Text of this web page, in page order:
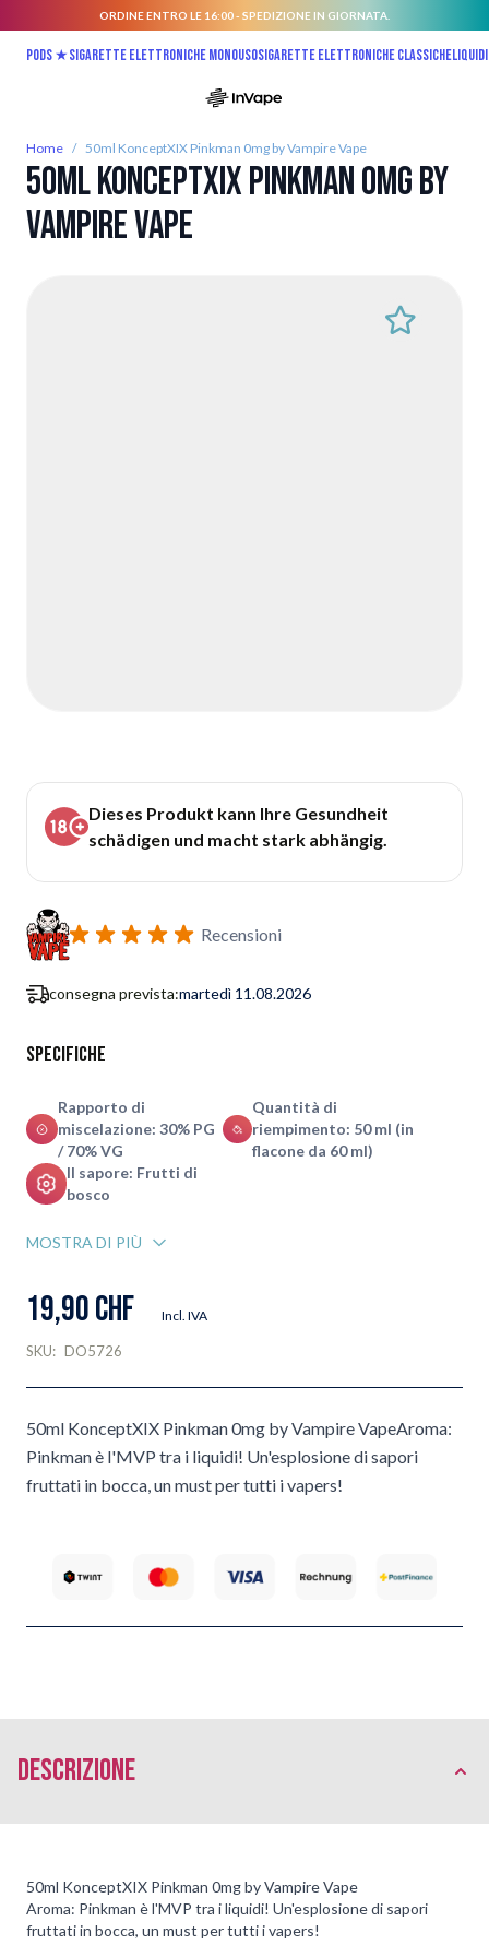
ORDINE ENTRO LE 16:00 - SPEDIZIONE IN GIORNATA.
Pods ★Sigarette elettroniche monousoSigarette elettroniche classiche
Home / 50ml KonceptXIX Pinkman 0mg by Vampire Vape
50ml KonceptXIX Pinkman 0mg by
Vampire Vape
Dieses Produkt kann Ihre Gesundheit
schädigen und macht stark abhängig.
Recensioni
consegna prevista:martedì 11.08.2026
Specifiche
Rapporto di
miscelazione: 30% PG
/ 70% VG
Quantità di
riempimento: 50 ml (in
flacone da 60 ml)
Il sapore: Frutti di
bosco
MOSTRA DI PIÙ
19,90 CHF Incl. IVA
SKU: DO5726
50ml KonceptXIX Pinkman 0mg by Vampire VapeAroma:
Pinkman è l'MVP tra i liquidi! Un'esplosione di sapori
fruttati in bocca, un must per tutti i vapers!
Descrizione
50ml KonceptXIX Pinkman 0mg by Vampire Vape
Aroma: Pinkman è l'MVP tra i liquidi! Un'esplosione di sapori
fruttati in bocca, un must per tutti i vapers!